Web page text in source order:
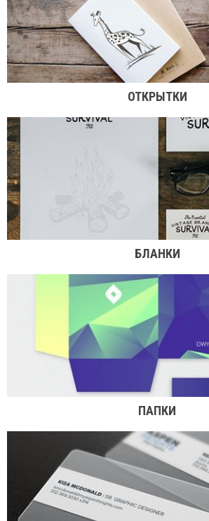
ОТКРЫТКИ
БЛАНКИ
ПАПКИ